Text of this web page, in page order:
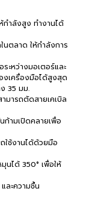
กำลังสูง ทำงานได้
ตลาด ให้กำลังการ
ะหว่างมอเตอร์และ
งเครื่องมือได้สูงสุด
35 มม.
มารถตัดสายเคเบิล
ก้ามเปิดคลายเพื่อ
ใช้งานได้ด้วยมือ
นได้ 350° เพื่อให้
ละความชื้น